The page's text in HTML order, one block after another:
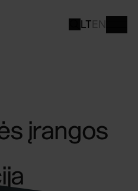
LTEN
įrangos